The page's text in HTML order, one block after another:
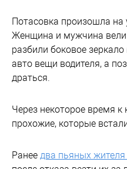
Потасовка произошла
Женщина и мужчина вели
разбили боковое
авто вещи водителя, а
драться.
Через некоторое время
прохожие, которые
Ранее два пьяных жителя